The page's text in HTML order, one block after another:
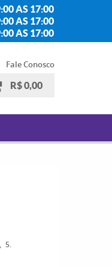
AS 17:00
AS 17:00
AS 17:00
Fale Conosco
R$ 0,00
5.